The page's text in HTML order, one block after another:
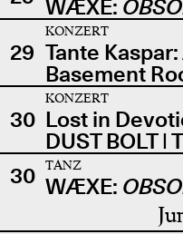
WÆXE:
29
KONZERT
Tante
Basement
30
KONZERT
Lost in
DUST BOLT |
30
TANZ
WÆXE: